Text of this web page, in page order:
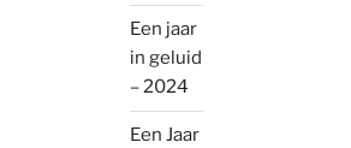
Een jaar
in geluid
– 2024
Een Jaar